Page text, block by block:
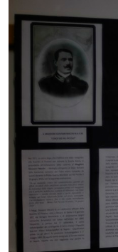
Comunicazione
multimedia
Amministrazione
trasparente
Chi siamo